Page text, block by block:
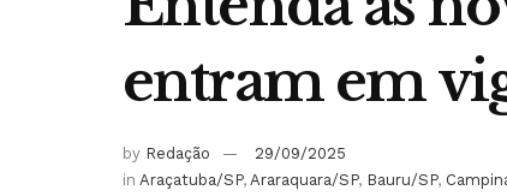
entram em
by Redação
29/09/2025
in Araçatuba/SP, Araraquara/SP, Bauru/SP,